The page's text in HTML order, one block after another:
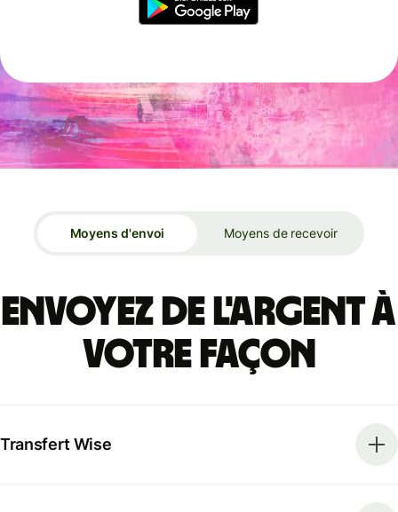
Moyens d'envoi Moyens de recevoir
Envoyez de l'argent à
votre façon
Transfert Wise